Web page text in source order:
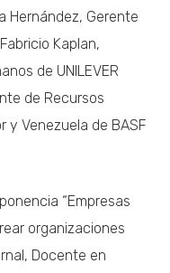
Hernández, Gerente
Kaplan,
de UNILEVER
de Recursos
y Venezuela de BASF
“Empresas
organizaciones
Docente en